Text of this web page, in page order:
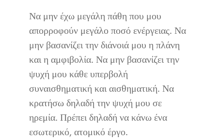
Να μην έχω μεγάλη πάθη που μου
απορροφούν μεγάλο ποσό ενέργειας. Να
μην βασανίζει την διάνοιά μου η πλάνη
και η αμφιβολία. Να μην βασανίζει την
ψυχή μου κάθε υπερβολή
συναισθηματική και αισθηματική. Να
κρατήσω δηλαδή την ψυχή μου σε
ηρεμία. Πρέπει δηλαδή να κάνω ένα
εσωτερικό, ατομικό έργο.